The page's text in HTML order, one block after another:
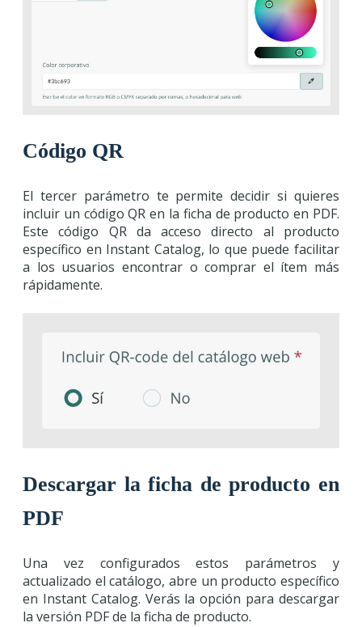
Código QR
El tercer parámetro te permite decidir si quieres
incluir un código QR en la ficha de producto en PDF.
Este código QR da acceso directo al producto
específico en Instant Catalog, lo que puede facilitar
a los usuarios encontrar o comprar el ítem más
rápidamente.
Descargar la ficha de producto en
PDF
Una vez configurados estos parámetros y
actualizado el catálogo, abre un producto específico
en Instant Catalog. Verás la opción para descargar
la versión PDF de la ficha de producto.